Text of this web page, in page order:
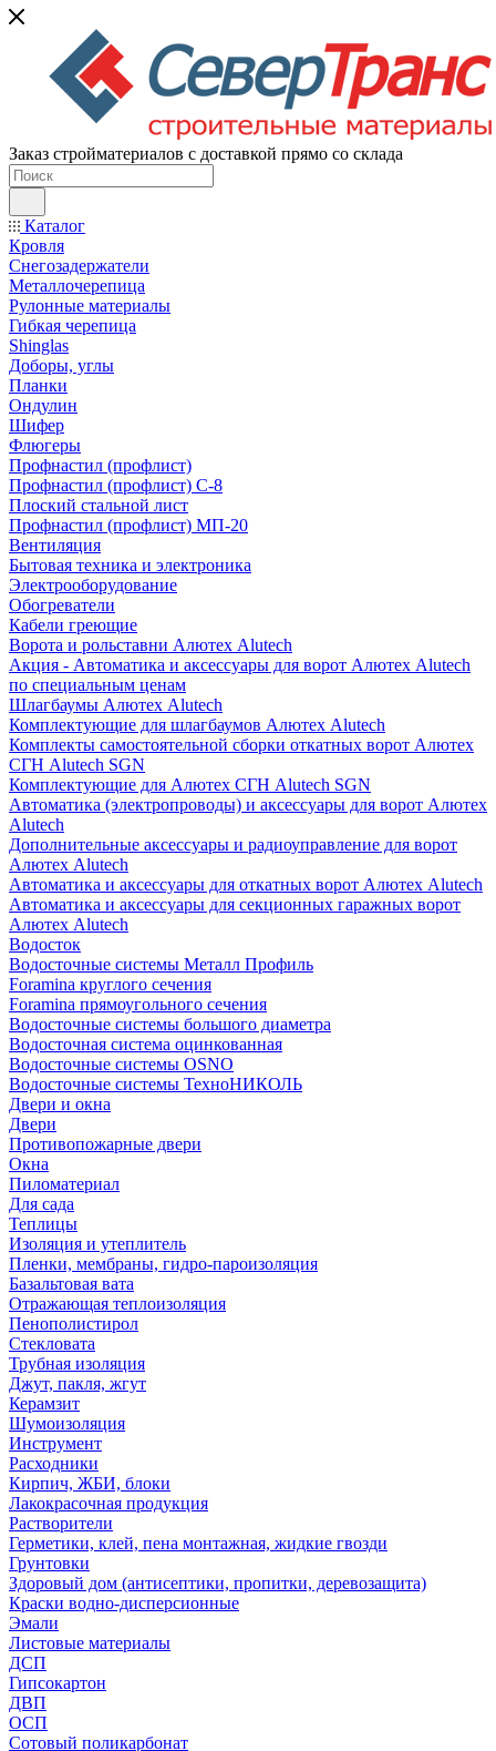
Заказ стройматериалов с доставкой прямо со склада
Каталог
Кровля
Снегозадержатели
Металлочерепица
Рулонные материалы
Гибкая черепица
Shinglas
Доборы, углы
Планки
Ондулин
Шифер
Флюгеры
Профнастил (профлист)
Профнастил (профлист) С-8
Плоский стальной лист
Профнастил (профлист) МП-20
Вентиляция
Бытовая техника и электроника
Электрооборудование
Обогреватели
Кабели греющие
Ворота и рольставни Алютех Alutech
Акция - Автоматика и аксессуары для ворот Алютех Alutech
по специальным ценам
Шлагбаумы Алютех Alutech
Комплектующие для шлагбаумов Алютех Alutech
Комплекты самостоятельной сборки откатных ворот Алютех
СГН Alutech SGN
Комплектующие для Алютех СГН Alutech SGN
Автоматика (электропроводы) и аксессуары для ворот Алютех
Alutech
Дополнительные аксессуары и радиоуправление для ворот
Алютех Alutech
Автоматика и аксессуары для откатных ворот Алютех Alutech
Автоматика и аксессуары для секционных гаражных ворот
Алютех Alutech
Водосток
Водосточные системы Металл Профиль
Foramina круглого сечения
Foramina прямоугольного сечения
Водосточные системы большого диаметра
Водосточная система оцинкованная
Водосточные системы OSNO
Водосточные системы ТехноНИКОЛЬ
Двери и окна
Двери
Противопожарные двери
Окна
Пиломатериал
Для сада
Теплицы
Изоляция и утеплитель
Пленки, мембраны, гидро-пароизоляция
Базальтовая вата
Отражающая теплоизоляция
Пенополистирол
Стекловата
Трубная изоляция
Джут, пакля, жгут
Керамзит
Шумоизоляция
Инструмент
Расходники
Кирпич, ЖБИ, блоки
Лакокрасочная продукция
Растворители
Герметики, клей, пена монтажная, жидкие гвозди
Грунтовки
Здоровый дом (антисептики, пропитки, деревозащита)
Краски водно-дисперсионные
Эмали
Листовые материалы
ДСП
Гипсокартон
ДВП
ОСП
Сотовый поликарбонат